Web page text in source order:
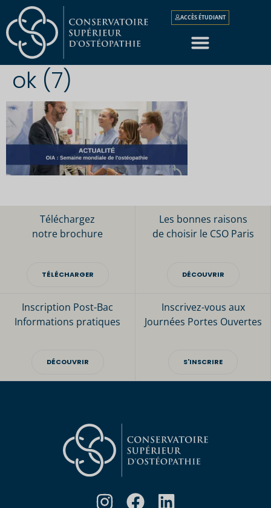
ACCÈS ÉTUDIANT
ok (7)
Téléchargez
notre brochure
TÉLÉCHARGER
Les bonnes raisons
de choisir le CSO Paris
DÉCOUVRIR
Inscription Post-Bac
Informations pratiques
DÉCOUVRIR
Inscrivez-vous aux
Journées Portes Ouvertes
S'INSCRIRE